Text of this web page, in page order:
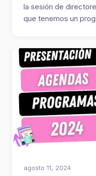
la sesión de
que tenemos un
agosto 11, 2024